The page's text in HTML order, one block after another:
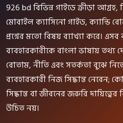
926 bd বিভিন্ন গাইডে ক্রীড়া
মোবাইল ক্যাসিনো গাইড, ক্যান্ডি
প্রশ্নের মতো বিষয় ব্যাখ্যা করে।
ব্যবহারকারীকে বাংলা ভাষায় তথ্য
বোতাম, নীতি এবং সতর্কতা বুঝে
ব্যবহারকারী নিজ সিদ্ধান্ত
সিদ্ধান্ত বা জীবনের জরুরি দায়িত্বের
উচিত নয়।